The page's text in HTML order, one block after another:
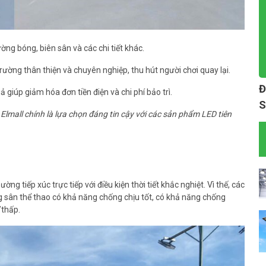
bóng, biên sân và các chi tiết khác.
thân thiện và chuyên nghiệp, thu hút người chơi quay lại.
giúp giảm hóa đơn tiền điện và chi phí bảo trì.
chính là lựa chọn đáng tin cậy với các sản phẩm LED tiên
tiếp xúc trực tiếp với điều kiện thời tiết khắc nghiệt. Vì thế, các
thể thao có khả năng chống chịu tốt, có khả năng chống